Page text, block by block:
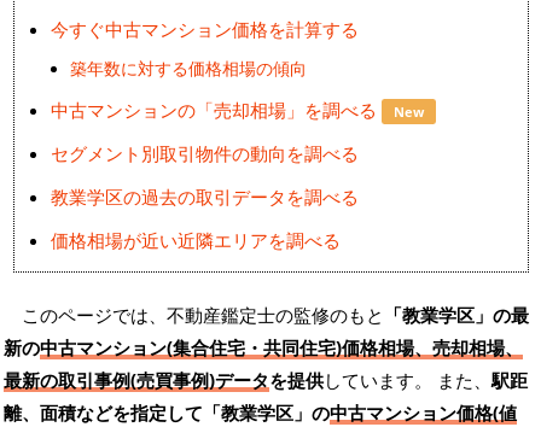
今すぐ中古マンション価格を計算する
築年数に対する価格相場の傾向
中古マンションの「売却相場」を調べる New
セグメント別取引物件の動向を調べる
教業学区の過去の取引データを調べる
価格相場が近い近隣エリアを調べる
このページでは、不動産鑑定士の監修のもと 「教業学区」の最
新の中古マンション(集合住宅・共同住宅)価格相場、売却相場、
最新の取引事例(売買事例)データを提供しています。 また、駅距
離、面積などを指定して「教業学区」の中古マンション価格(値